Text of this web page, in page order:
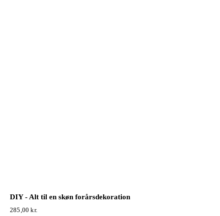
DIY - Alt til en skøn forårsdekoration
285,00kr.